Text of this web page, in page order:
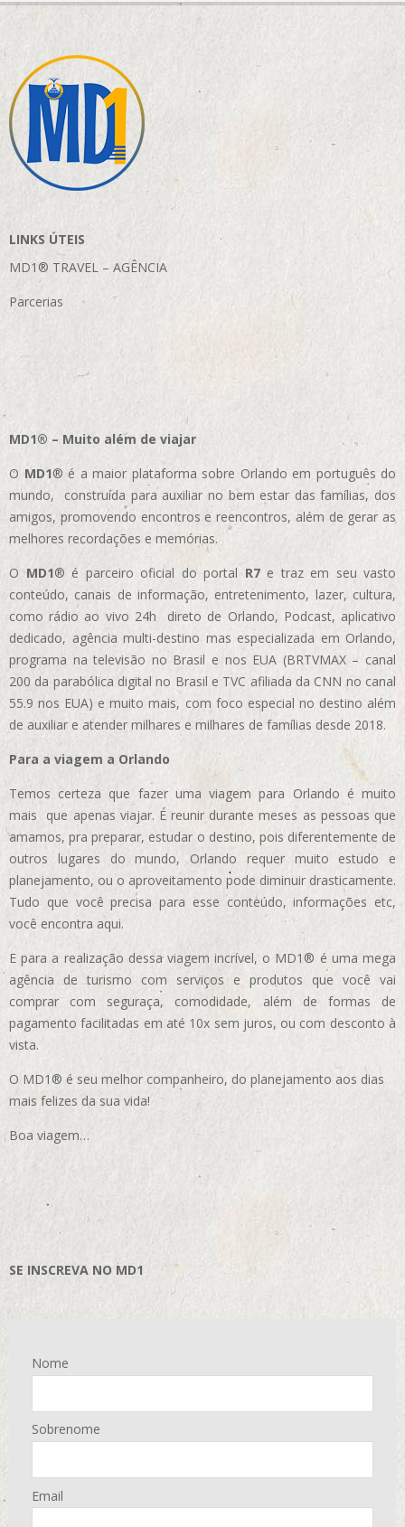
LINKS ÚTEIS
MD1® TRAVEL – AGÊNCIA
Parcerias
MD1® – Muito além de viajar
O MD1® é a maior plataforma sobre Orlando em português do
mundo, construída para auxiliar no bem estar das famílias, dos
amigos, promovendo encontros e reencontros, além de gerar as
melhores recordações e memórias.
OMD1® é parceiro oficial do portal R7e traz em seu vasto
conteúdo, canais de informação, entretenimento, lazer, cultura,
como rádio ao vivo 24h direto de Orlando, Podcast, aplicativo
dedicado, agência multi-destino mas especializada em Orlando,
programa na televisão no Brasil e nos EUA (BRTVMAX – canal
200 da parabólica digital no Brasil e TVC afiliada da CNN no canal
55.9 nos EUA) e muito mais, com foco especial no destino além
de auxiliar e atender milhares e milhares de famílias desde 2018.
Para a viagem a Orlando
Temos certeza que fazer uma viagem para Orlando é muito
mais que apenas viajar. É reunir durante meses as pessoas que
amamos, pra preparar, estudar o destino, pois diferentemente de
outros lugares do mundo, Orlando requer muito estudo e
planejamento, ou o aproveitamento pode diminuir drasticamente.
Tudo que você precisa para esse conteúdo, informações etc,
você encontra aqui.
E para a realização dessa viagem incrível, o MD1® é uma mega
agência de turismo com serviços e produtos que você vai
comprar com seguraça, comodidade, além de formas de
pagamento facilitadas em até 10x sem juros, ou com desconto à
vista.
O MD1® é seu melhor companheiro, do planejamento aos dias
mais felizes da sua vida!
Boa viagem…
SE INSCREVA NO MD1
Nome
Sobrenome
Email